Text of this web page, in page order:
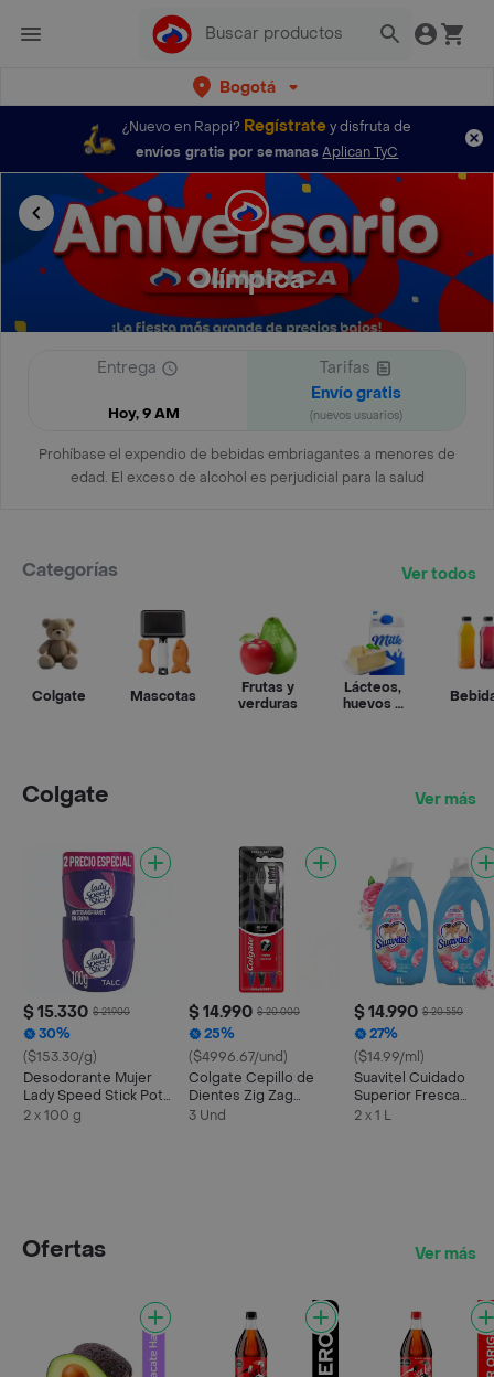
Bogotá
¿Nuevo en Rappi? Regístratey disfruta de
envíos gratis por semanas Aplican TyC
Olímpica
Entrega
Hoy, 9 AM
Tarifas
Envío gratis
(nuevos usuarios)
Prohíbase el expendio de bebidas embriagantes a menores de
edad. El exceso de alcohol es perjudicial para la salud
Categorías Ver todos
Colgate Mascotas
Frutas y
verduras
Lácteos,
huevos y
Colgate Ver más
$ 15.330 $ 21.900
30%
($153.30/g)
Desodorante Mujer
Lady Speed Stick Pote
24/7 Talc 100 g x 2 Und
2 x 100 g
$ 14.990 $ 20.000
25%
($4996.67/und)
Colgate Cepillo de
Dientes Zig Zag
Carbón Suave
3 Und
$ 14.990 $ 20.550
27%
($14.99/ml)
Suavitel Cuidado
Superior Fresca
Primavera 1L x 2
2 x 1 L
Ofertas Ver más